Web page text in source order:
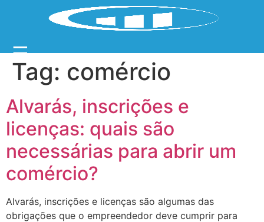
☰
Tag: comércio
Alvarás, inscrições e
licenças: quais são
necessárias para abrir um
comércio?
Alvarás, inscrições e licenças são algumas das
obrigações que o empreendedor deve cumprir para